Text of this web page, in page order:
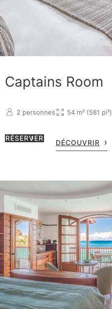
Captains Room
2 personnes 54 m² (581 pi²)
RÉSERVER
DÉCOUVRIR